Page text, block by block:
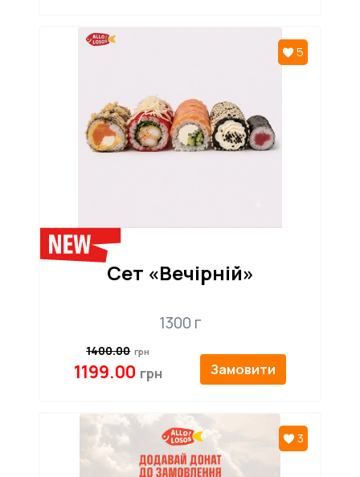
5
Сет «Вечірній»
1300 г
1400.00
1199.00 Замовити
3